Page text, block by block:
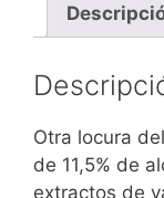
Otra locura
de 11,5% de
extractos de